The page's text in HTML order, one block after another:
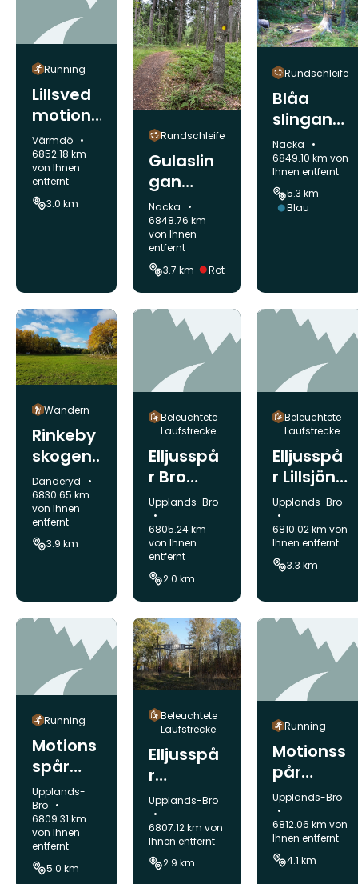
Running
Lillsved
motions
spår, 3
km
Gemeinde:
Värmdö
6852.18 km
von Ihnen
entfernt
3.0 km
Rundschleife
Gulaslin
gan
Skogsö/
Forestloo
p Skogsö
Gemeinde:
Nacka
6848.76 km
von Ihnen
entfernt
3.7 km
Schwierigkeit:
Rot
Rundschleife
Blåa
slingan
Skogsö
Gemeinde:
Nacka
6849.10 km von
Ihnen entfernt
5.3 km
Schwierigkeit:
Blau
Wandern
Rinkeby
skogen
- Altorp
Gemeinde:
Danderyd
6830.65 km
von Ihnen
entfernt
3.9 km
Beleuchtete
Laufstrecke
Elljusspå
r Bro
centrum
Gemeinde:
Upplands-Bro
6805.24 km
von Ihnen
entfernt
2.0 km
Beleuchtete
Laufstrecke
Elljusspå
r Lillsjön
Örnässjö
n
Gemeinde:
Upplands-Bro
6810.02 km von
Ihnen entfernt
3.3 km
Running
Motions
spår
Lillsjön
Örnässj
ön
Gemeinde:
Upplands-
Bro
6809.31 km
von Ihnen
entfernt
5.0 km
Beleuchtete
Laufstrecke
Elljusspå
r
Lejondal
Gemeinde:
Upplands-Bro
6807.12 km von
Ihnen entfernt
2.9 km
Running
Motionss
pår
Gröna
Dalen
Gemeinde:
Upplands-Bro
6812.06 km von
Ihnen entfernt
4.1 km